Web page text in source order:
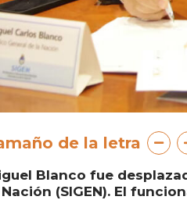
de la letra
Blanco fue
(SIGEN). El